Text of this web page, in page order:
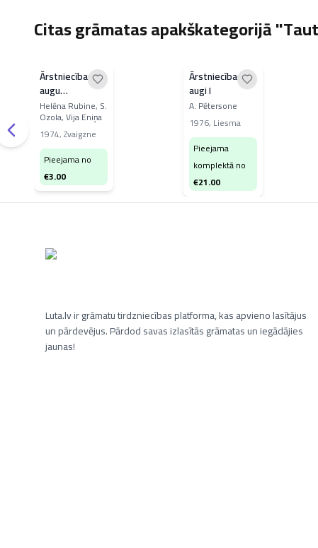
Citas grāmatas apakškategorijā
Ārstniecības
augu
sagatavošana
un lietošana
Helēna Rubine, S.
Ozola, Vija Eniņa
1974,Zvaigzne
Pieejama no
€3.00
Ārstniecības
augi I
A. Pētersone
1976, Liesma
Pieejama
komplektā no
€21.00
Luta.lv ir grāmatu tirdzniecības platforma, kas apvieno lasītājus
un pārdevējus. Pārdod savas izlasītās grāmatas un iegādājies
jaunas!